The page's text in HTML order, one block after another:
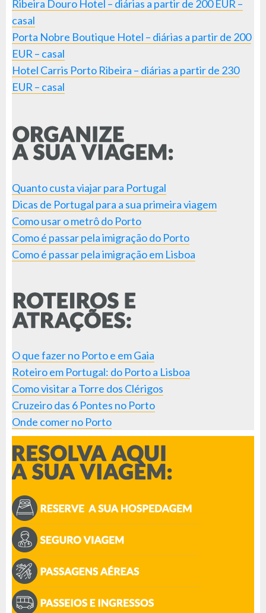
Ribeira Douro Hotel – diárias a partir de 200 EUR –
casal
Porta Nobre Boutique Hotel – diárias a partir de 200
EUR – casal
Hotel Carris Porto Ribeira – diárias a partir de 230
EUR – casal
Quanto custa viajar para Portugal
Dicas de Portugal para a sua primeira viagem
Como usar o metrô do Porto
Como é passar pela imigração do Porto
Como é passar pela imigração em Lisboa
O que fazer no Porto e em Gaia
Roteiro em Portugal: do Porto a Lisboa
Como visitar a Torre dos Clérigos
Cruzeiro das 6 Pontes no Porto
Onde comer no Porto